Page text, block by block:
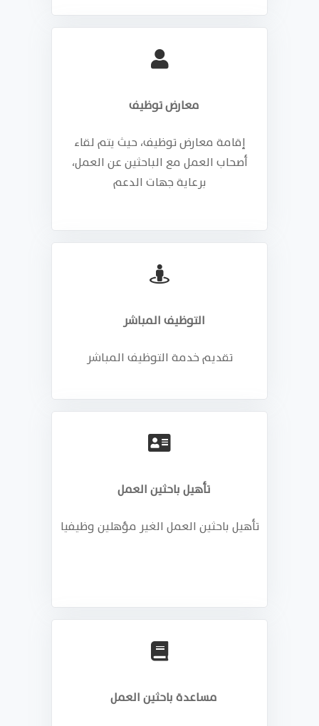
معارض توظيف
إقامة معارض توظيف، حيث يتم لقاء
أصحاب العمل مع الباحثين عن العمل،
برعاية جهات الدعم
التوظيف المباشر
تقديم خدمة التوظيف المباشر
تأهيل باحثين العمل
تأهيل باحثين العمل الغير مؤهلين وظيفيا
مساعدة باحثين العمل